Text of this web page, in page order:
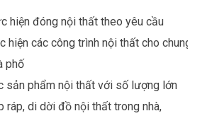
hiện đóng nội thất theo yêu cầu
hiện các công trình nội thất cho chung
phố
sản phẩm nội thất với số lượng lớn
ráp, di dời đồ nội thất trong nhà,